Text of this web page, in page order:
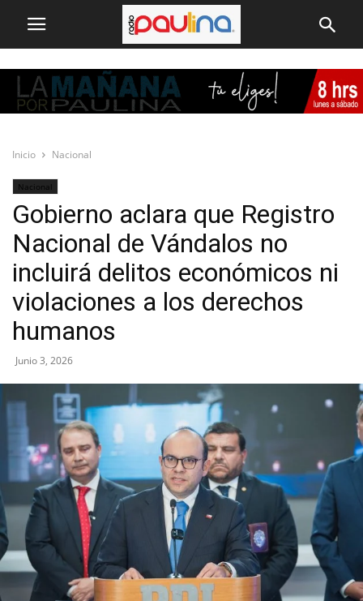
Inicio Nacional
Nacional
Gobierno aclara que Registro
Nacional de Vándalos no
incluirá delitos económicos ni
violaciones a los derechos
humanos
Junio 3, 2026